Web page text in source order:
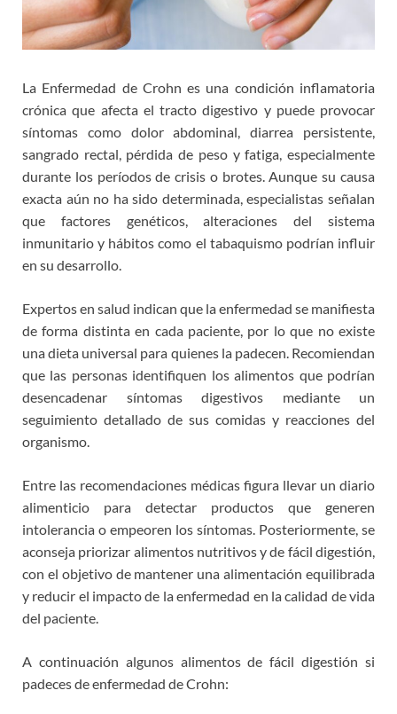
La Enfermedad de Crohn es una condición inflamatoria
crónica que afecta el tracto digestivo y puede provocar
síntomas como dolor abdominal, diarrea persistente,
sangrado rectal, pérdida de peso y fatiga, especialmente
durante los períodos de crisis o brotes. Aunque su causa
exacta aún no ha sido determinada, especialistas señalan
que factores genéticos, alteraciones del sistema
inmunitario y hábitos como el tabaquismo podrían influir
en su desarrollo.
Expertos en salud indican que la enfermedad se manifiesta
de forma distinta en cada paciente, por lo que no existe
una dieta universal para quienes la padecen. Recomiendan
que las personas identifiquen los alimentos que podrían
desencadenar síntomas digestivos mediante un
seguimiento detallado de sus comidas y reacciones del
organismo.
Entre las recomendaciones médicas figura llevar un diario
alimenticio para detectar productos que generen
intolerancia o empeoren los síntomas. Posteriormente, se
aconseja priorizar alimentos nutritivos y de fácil digestión,
con el objetivo de mantener una alimentación equilibrada
y reducir el impacto de la enfermedad en la calidad de vida
del paciente.
A continuación algunos alimentos de fácil digestión si
padeces de enfermedad de Crohn: